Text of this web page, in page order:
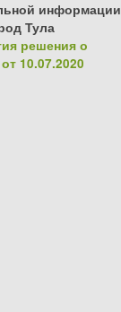
информации
Тула
решения о
10.07.2020